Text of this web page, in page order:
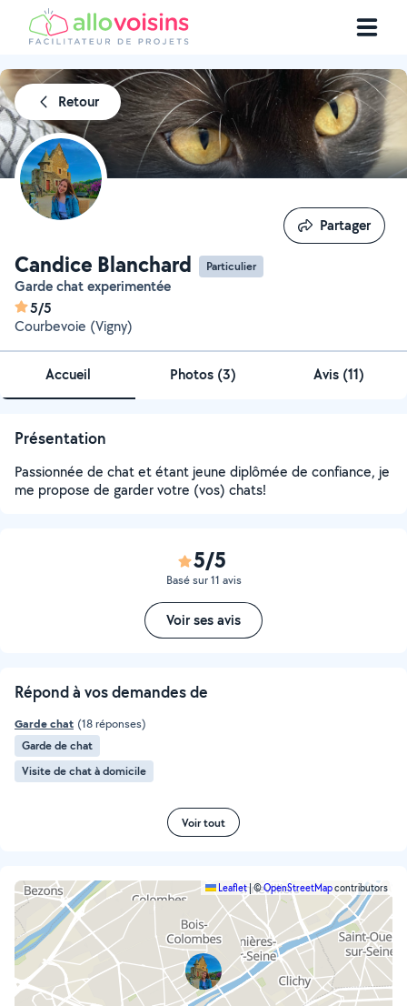
Retour
Candice Blanchard Particulier
Garde chat experimentée
5/5
Courbevoie (Vigny)
Partager
Partager
Accueil Photos (3) Avis (11)
Présentation
Passionnée de chat et étant jeune diplômée de confiance, je
me propose de garder votre (vos) chats!
5/5
Basé sur 11 avis
Voir ses avis
Répond à vos demandes de
Garde chat (18 réponses)
Garde de chat
Visite de chat à domicile
Voir tout
Leaflet|©OpenStreetMapcontributors